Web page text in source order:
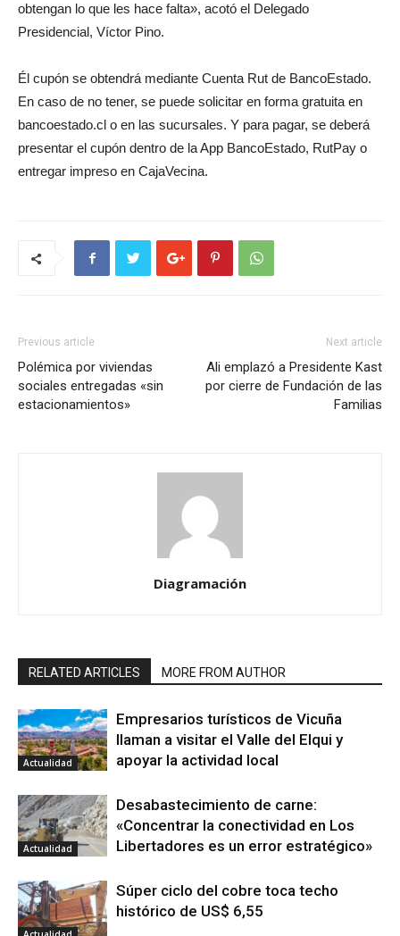
obtengan lo que les hace falta», acotó el Delegado
Presidencial, Víctor Pino.
Él cupón se obtendrá mediante Cuenta Rut de BancoEstado.
En caso de no tener, se puede solicitar en forma gratuita en
bancoestado.cl o en las sucursales. Y para pagar, se deberá
presentar el cupón dentro de la App BancoEstado, RutPay o
entregar impreso en CajaVecina.
Previous article
Polémica por viviendas
sociales entregadas «sin
estacionamientos»
Next article
Ali emplazó a Presidente Kast
por cierre de Fundación de las
Familias
Diagramación
RELATED ARTICLES MORE FROM AUTHOR
Actualidad
Empresarios turísticos de Vicuña
llaman a visitar el Valle del Elqui y
apoyar la actividad local
Actualidad
Desabastecimiento de carne:
«Concentrar la conectividad en Los
Libertadores es un error estratégico»
Súper ciclo del cobre toca techo
histórico de US$ 6,55